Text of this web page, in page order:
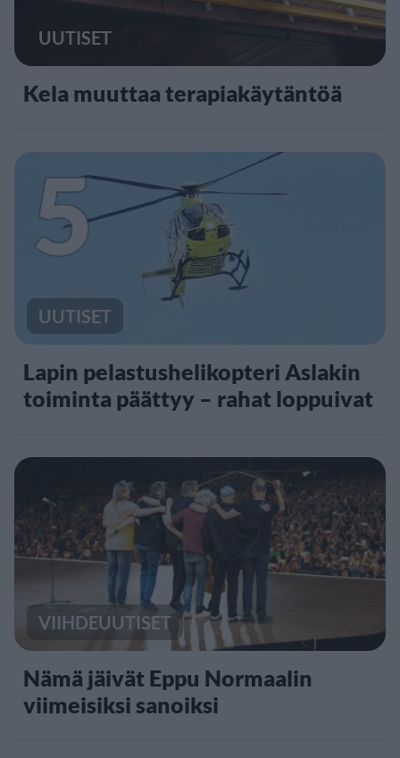
UUTISET
Kela muuttaa terapiakäytäntöä
5
UUTISET
Lapin pelastushelikopteri Aslakin
toiminta päättyy – rahat loppuivat
VIIHDEUUTISET
Nämä jäivät Eppu Normaalin
viimeisiksi sanoiksi